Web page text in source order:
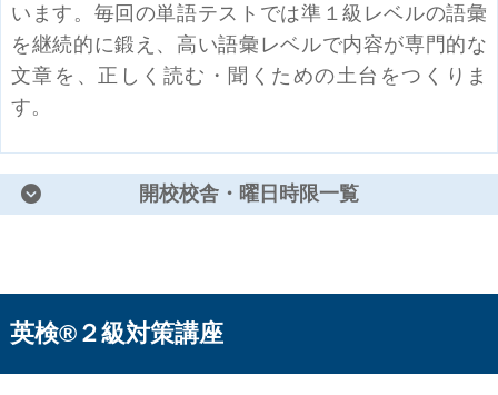
開校校舎・曜日時限一覧
います。毎回の単語テストでは準１級レベルの語彙
を継続的に鍛え、高い語彙レベルで内容が専門的な
文章を、正しく読む・聞くための土台をつくりま
す。
英検®２級対策講座